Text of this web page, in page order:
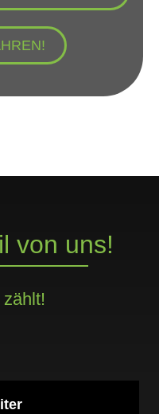
von uns!